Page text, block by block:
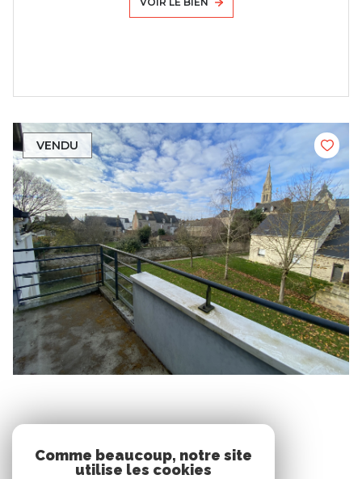
VENDU
Comme beaucoup, notre site
utilise les cookies